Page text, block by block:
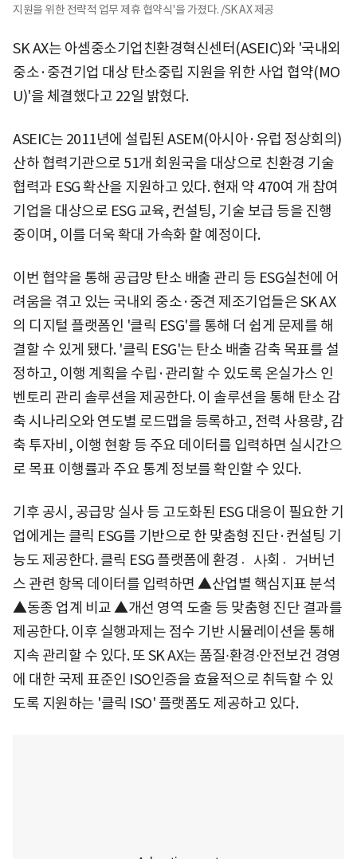
지원을 위한 전략적 업무 제휴 협약식'을 가졌다. /SK AX 제공
SK AX는 아셈중소기업친환경혁신센터(ASEIC)와 '국내외
중소·중견기업 대상 탄소중립 지원을 위한 사업 협약(MO
U)'을 체결했다고 22일 밝혔다.
ASEIC는 2011년에 설립된 ASEM(아시아·유럽 정상회의)
산하 협력기관으로 51개 회원국을 대상으로 친환경 기술
협력과 ESG 확산을 지원하고 있다. 현재 약 470여 개 참여
기업을 대상으로 ESG 교육, 컨설팅, 기술 보급 등을 진행
중이며, 이를 더욱 확대 가속화 할 예정이다.
이번 협약을 통해 공급망 탄소 배출 관리 등 ESG실천에 어
려움을 겪고 있는 국내외 중소·중견 제조기업들은 SK AX
의 디지털 플랫폼인 '클릭 ESG'를 통해 더 쉽게 문제를 해
결할 수 있게 됐다. '클릭 ESG'는 탄소 배출 감축 목표를 설
정하고, 이행 계획을 수립·관리할 수 있도록 온실가스 인
벤토리 관리 솔루션을 제공한다. 이 솔루션을 통해 탄소 감
축 시나리오와 연도별 로드맵을 등록하고, 전력 사용량, 감
축 투자비, 이행 현황 등 주요 데이터를 입력하면 실시간으
로 목표 이행률과 주요 통계 정보를 확인할 수 있다.
기후 공시, 공급망 실사 등 고도화된 ESG 대응이 필요한 기
업에게는 클릭 ESG를 기반으로 한 맞춤형 진단·컨설팅 기
능도 제공한다. 클릭 ESG 플랫폼에 환경사〮회거〮버넌
스 관련 항목 데이터를 입력하면 ▲산업별 핵심지표 분석
▲동종 업계 비교 ▲개선 영역 도출 등 맞춤형 진단 결과를
제공한다. 이후 실행과제는 점수 기반 시뮬레이션을 통해
지속 관리할 수 있다. 또 SK AX는 품질∙환경∙안전보건 경영
에 대한 국제 표준인 ISO인증을 효율적으로 취득할 수 있
도록 지원하는 '클릭 ISO' 플랫폼도 제공하고 있다.